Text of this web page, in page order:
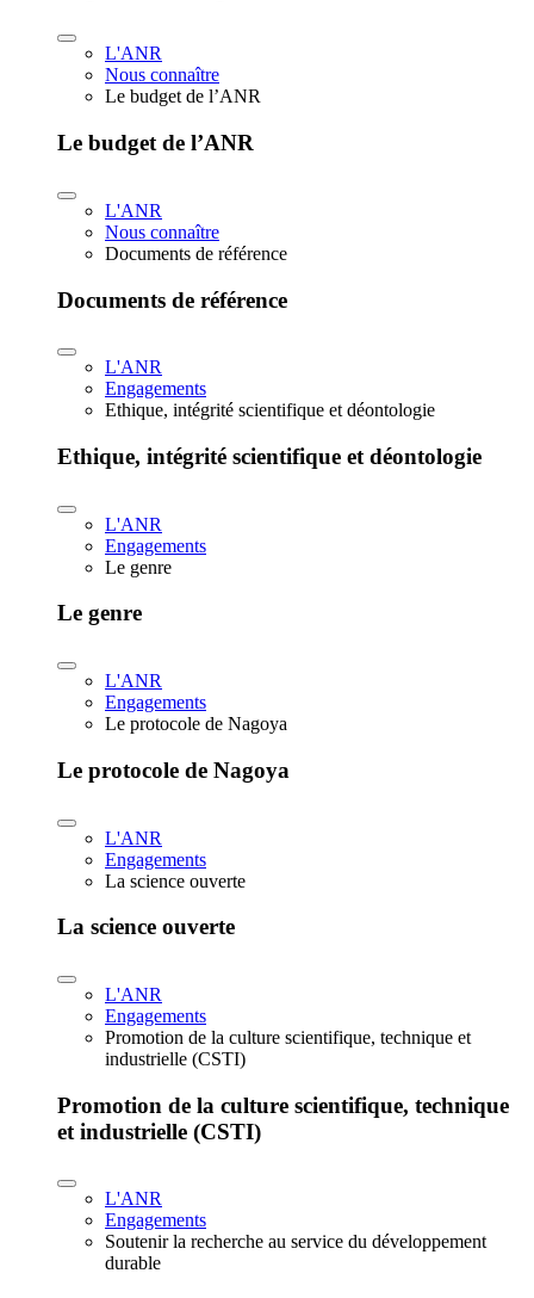
L'ANR
Nous connaître
Le budget de l’ANR
Le budget de l’ANR
L'ANR
Nous connaître
Documents de référence
Documents de référence
L'ANR
Engagements
Ethique, intégrité scientifique et déontologie
Ethique, intégrité scientifique et déontologie
L'ANR
Engagements
Le genre
Le genre
L'ANR
Engagements
Le protocole de Nagoya
Le protocole de Nagoya
L'ANR
Engagements
La science ouverte
La science ouverte
L'ANR
Engagements
Promotion de la culture scientifique, technique et
industrielle (CSTI)
Promotion de la culture scientifique, technique
et industrielle (CSTI)
L'ANR
Engagements
Soutenir la recherche au service du développement
durable